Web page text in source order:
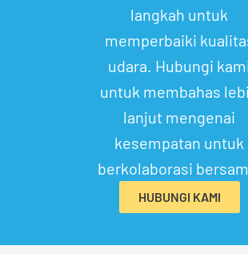
langkah untuk
memperbaiki
udara. Hubungi
untuk membahas
lanjut mengenai
kesempatan untuk
berkolaborasi
HUBUNGI KAMI